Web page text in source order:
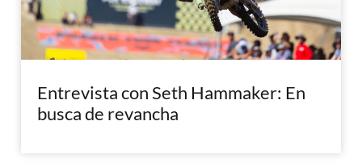
Entrevista con Seth Hammaker: En
busca de revancha